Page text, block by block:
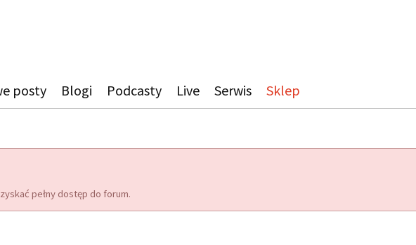
posty Blogi Podcasty Live Serwis Sklep
pełny dostęp do forum.